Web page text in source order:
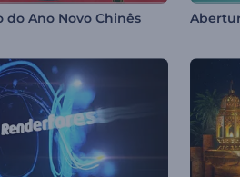
do Ano Novo Chinês